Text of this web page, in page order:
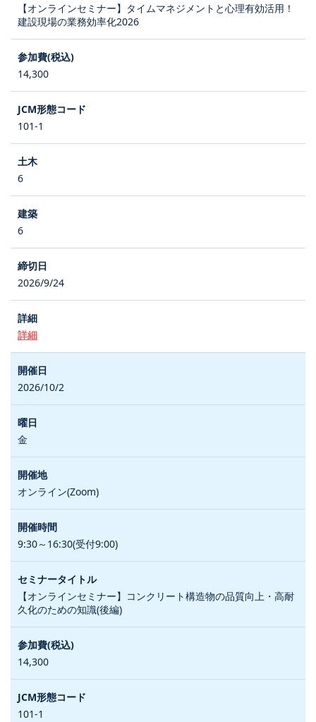
【オンラインセミナー】タイムマネジメントと心理有効活用！
建設現場の業務効率化2026
14,300
101-1
6
6
2026/9/24
詳細
2026/10/2
金
オンライン(Zoom)
9:30～16:30(受付9:00)
【オンラインセミナー】コンクリート構造物の品質向上・高耐
久化のための知識(後編)
14,300
101-1